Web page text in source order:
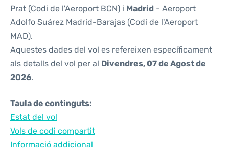
Prat (Codi de l'Aeroport BCN) i Madrid - Aeroport
Adolfo Suárez Madrid-Barajas (Codi de l'Aeroport
MAD).
Aquestes dades del vol es refereixen específicament
als detalls del vol per al Divendres, 07 de Agost de
2026.
Taula de continguts:
Estat del vol
Vols de codi compartit
Informació addicional